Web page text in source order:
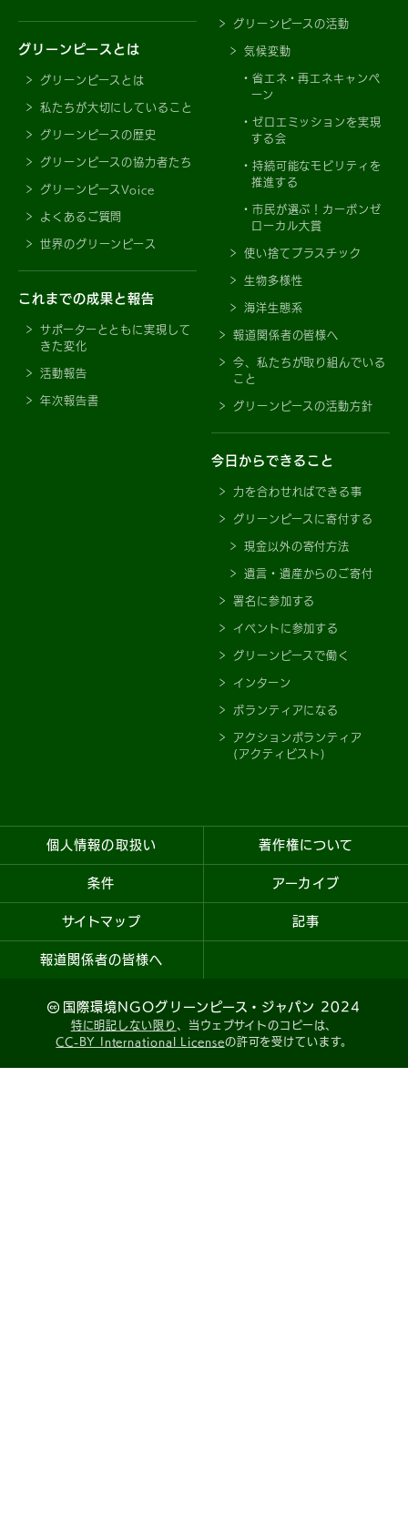
グリーンピースとは
グリーンピースとは
私たちが大切にしていること
グリーンピースの歴史
グリーンピースの協力者たち
グリーンピースVoice
よくあるご質問
世界のグリーンピース
これまでの成果と報告
サポーターとともに実現して
きた変化
活動報告
年次報告書
グリーンピースの活動
気候変動
省エネ・再エネキャンペ
ーン
ゼロエミッションを実現
する会
持続可能なモビリティを
推進する
市民が選ぶ！カーボンゼ
ローカル大賞
使い捨てプラスチック
生物多様性
海洋生態系
報道関係者の皆様へ
今、私たちが取り組んでいる
こと
グリーンピースの活動方針
今日からできること
力を合わせればできる事
グリーンピースに寄付する
現金以外の寄付方法
遺言・遺産からのご寄付
署名に参加する
イベントに参加する
グリーンピースで働く
インターン
ボランティアになる
アクションボランティア
(アクティビスト)
個人情報の取扱い 著作権について
条件 アーカイブ
サイトマップ 記事
報道関係者の皆様へ
国際環境NGOグリーンピース・ジャパン 2024
特に明記しない限り 、当ウェブサイトのコピーは、
CC-BY International Licenseの許可を受けています。